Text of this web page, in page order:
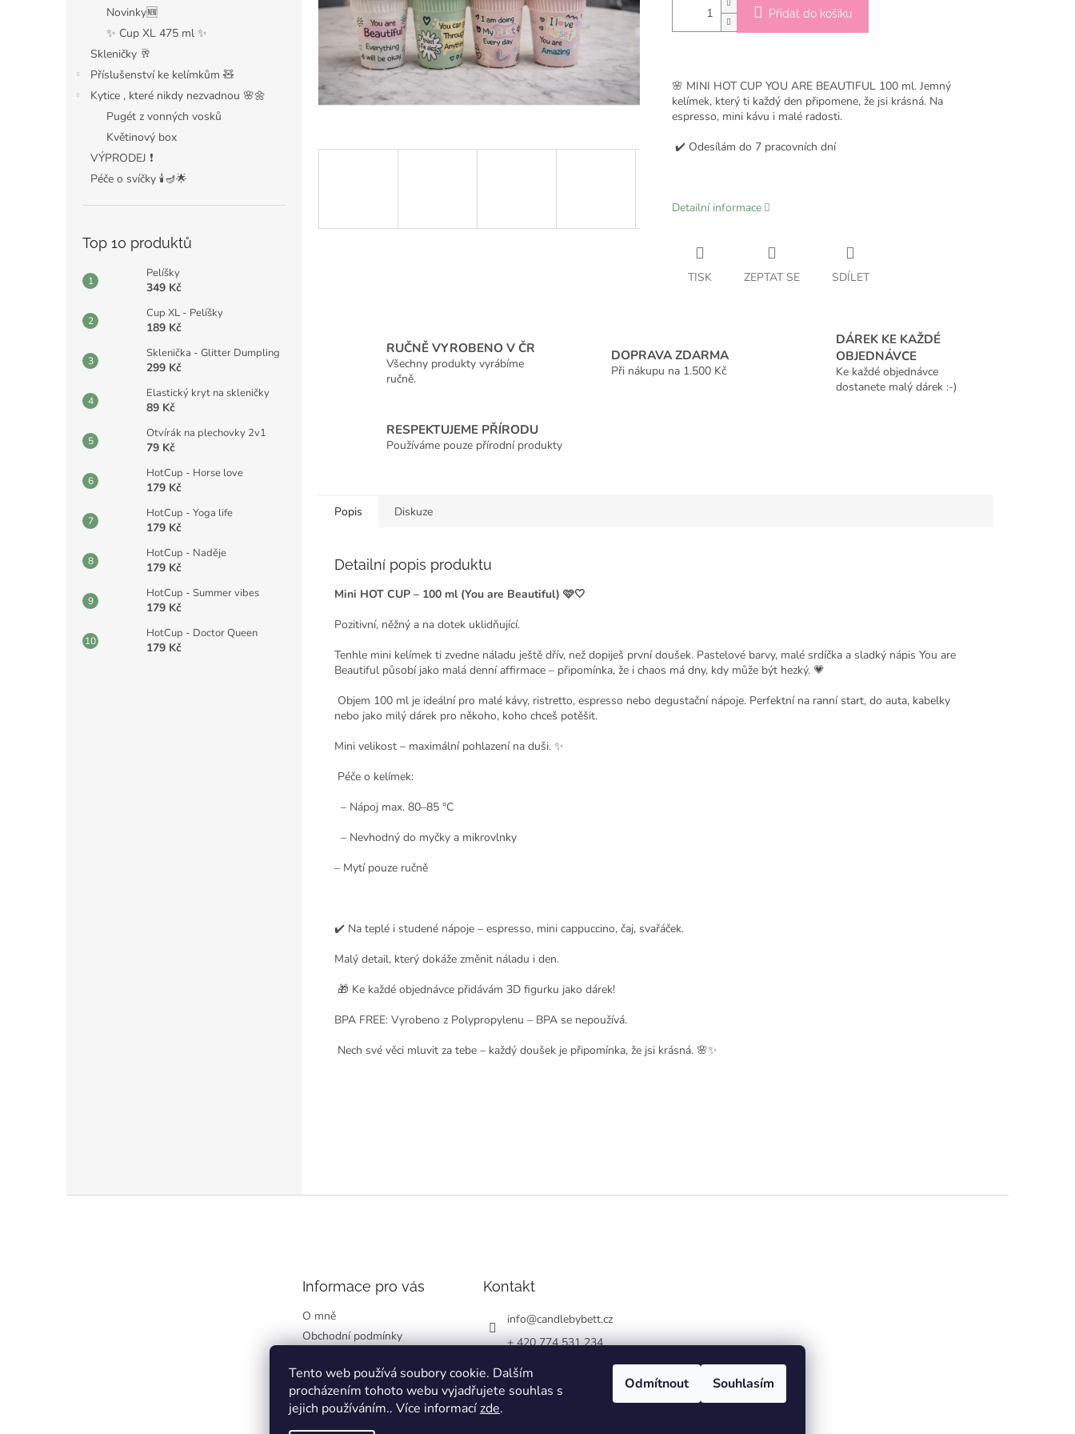
Tento web používá soubory cookie. Dalším
procházením tohoto webu vyjadřujete souhlas s
jejich používáním.. Více informacízde.
Odmítnout Souhlasím
Novinky🆕
✨ Cup XL 475 ml ✨
Skleničky 🥂
Příslušenství ke kelímkům 🧸
Kytice , které nikdy nezvadnou 🌸🌼
Pugét z vonných vosků
Květinový box
VÝPRODEJ ❗️
Péče o svíčky 🕯️🪔🌟
Top 10 produktů
Pelíšky
349 Kč
Cup XL - Pelíšky
189 Kč
Sklenička - Glitter Dumpling
299 Kč
Elastický kryt na skleničky
89 Kč
Otvírák na plechovky 2v1
79 Kč
HotCup - Horse love
179 Kč
HotCup - Yoga life
179 Kč
HotCup - Naděje
179 Kč
HotCup - Summer vibes
179 Kč
HotCup - Doctor Queen
179 Kč
Přidat do košíku
🌸 MINI HOT CUP YOU ARE BEAUTIFUL 100 ml. Jemný
kelímek, který ti každý den připomene, že jsi krásná. Na
espresso, mini kávu i malé radosti.
✔️ Odesílám do 7 pracovních dní
Detailní informace
TISK ZEPTAT SE SDÍLET
RUČNĚ VYROBENO V ČR
Všechny produkty vyrábíme
ručně.
DOPRAVA ZDARMA
Při nákupu na 1.500 Kč
DÁREK KE KAŽDÉ
OBJEDNÁVCE
Ke každé objednávce
dostanete malý dárek :-)
RESPEKTUJEME PŘÍRODU
Používáme pouze přírodní produkty
Popis Diskuze
Detailní popis produktu
Mini HOT CUP – 100 ml (You are Beautiful) 🩷🤍
Pozitivní, něžný a na dotek uklidňující.
Tenhle mini kelímek ti zvedne náladu ještě dřív, než dopiješ první doušek. Pastelové barvy, malé srdíčka a sladký nápis You are
Beautiful působí jako malá denní affirmace – připomínka, že i chaos má dny, kdy může být hezký. 💗
Objem 100 ml je ideální pro malé kávy, ristretto, espresso nebo degustační nápoje. Perfektní na ranní start, do auta, kabelky
nebo jako milý dárek pro někoho, koho chceš potěšit.
Mini velikost – maximální pohlazení na duši. ✨
Péče o kelímek:
– Nápoj max. 80–85 °C
– Nevhodný do myčky a mikrovlnky
– Mytí pouze ručně
✔️ Na teplé i studené nápoje – espresso, mini cappuccino, čaj, svařáček.
Malý detail, který dokáže změnit náladu i den.
🎁 Ke každé objednávce přidávám 3D figurku jako dárek!
BPA FREE: Vyrobeno z Polypropylenu – BPA se nepoužívá.
Nech své věci mluvit za tebe – každý doušek je připomínka, že jsi krásná. 🌸✨
Informace pro vás
O mně
Obchodní podmínky
údajů
Kontakty
Kontakt
info@candlebybett.cz
+ 420 774 531 234
bett_candle_wax